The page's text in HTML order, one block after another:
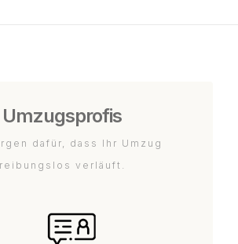
Umzugsprofis
dafür, dass Ihr Umzug
reibungslos verläuft.